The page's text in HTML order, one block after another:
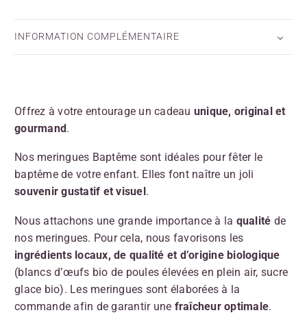
INFORMATION COMPLÉMENTAIRE
Offrez à votre entourage un cadeau unique, original et
gourmand.
Nos meringues Baptême sont idéales pour fêter le
baptême de votre enfant. Elles font naître un joli
souvenir gustatif et visuel .
Nous attachons une grande importance à la qualité de
nos meringues. Pour cela, nous favorisons les
ingrédients locaux, de qualité et d’origine biologique
(blancs d’œufs bio de poules élevées en plein air, sucre
glace bio). Les meringues sont élaborées à la
commande afin de garantir une fraîcheur optimale.